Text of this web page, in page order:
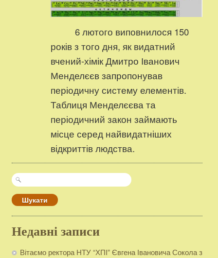
6 лютого виповнилося 150
років з того дня, як видатний
вчений-хімік Дмитро Іванович
Менделєєв запропонував
періодичну систему елементів.
Таблиця Менделєєва та
періодичний закон займають
місце серед найвидатніших
відкриттів людства.
Пошук:
Недавні записи
Вітаємо ректора НТУ “ХПІ” Євгена Івановича Сокола з